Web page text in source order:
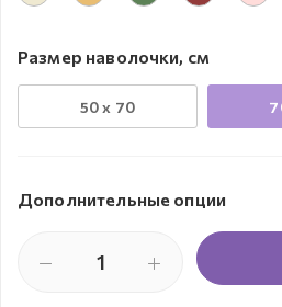
Размер наволочки, см
50 х 70
Дополнительные опции